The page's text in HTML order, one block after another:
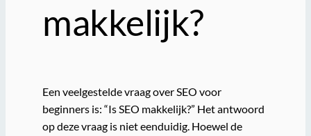
makkelijk?
Een veelgestelde vraag over SEO voor
beginners is: “Is SEO makkelijk?” Het antwoord
op deze vraag is niet eenduidig. Hoewel de